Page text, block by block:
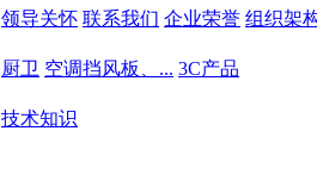
领导关怀 联系我们 企业荣誉 组织架
厨卫 空调挡风板、... 3C产品
技术知识